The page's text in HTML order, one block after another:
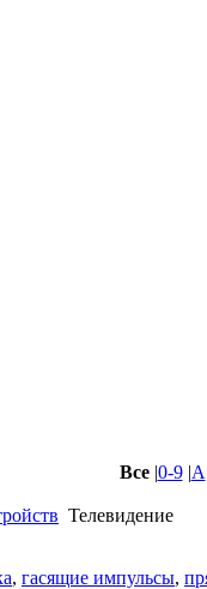
Все|0-9|А
Телевидение
, гасящие импульсы,